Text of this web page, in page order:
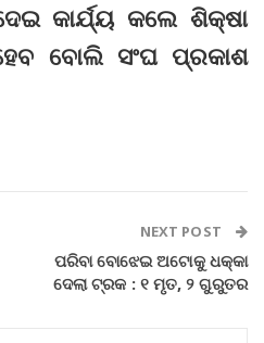
କାର୍ଯ୍ୟ କଲେ ଶିକ୍ଷା
ବୋଲି ସଂଘ ପ୍ରକାଶ
NEXT POST
ପରିବା ବୋଝେଇ ଅଟୋକୁ ଧକ୍କା
ଦେଲା ଟ୍ରକ : ୧ ମୃତ, ୨ ଗୁରୁତର